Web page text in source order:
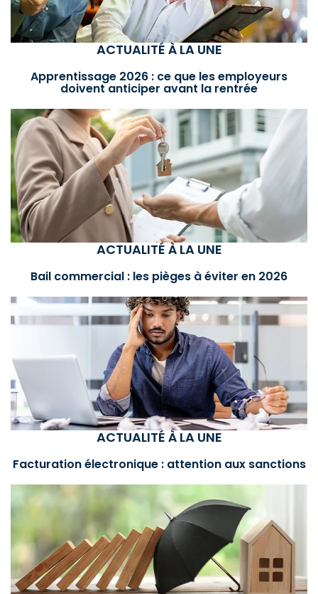
ACTUALITÉ À LA UNE
Apprentissage 2026 : ce que les employeurs
doivent anticiper avant la rentrée
ACTUALITÉ À LA UNE
Bail commercial : les pièges à éviter en 2026
ACTUALITÉ À LA UNE
Facturation électronique : attention aux sanctions